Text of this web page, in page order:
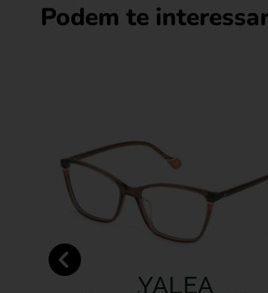
Podem te
YALEA